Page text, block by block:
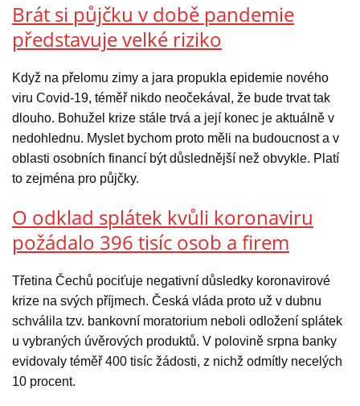
Brát si půjčku v době pandemie
představuje velké riziko
Když na přelomu zimy a jara propukla epidemie nového
viru Covid-19, téměř nikdo neočekával, že bude trvat tak
dlouho. Bohužel krize stále trvá a její konec je aktuálně v
nedohlednu. Myslet bychom proto měli na budoucnost a v
oblasti osobních financí být důslednější než obvykle. Platí
to zejména pro půjčky.
O odklad splátek kvůli koronaviru
požádalo 396 tisíc osob a firem
Třetina Čechů pociťuje negativní důsledky koronavirové
krize na svých příjmech. Česká vláda proto už v dubnu
schválila tzv. bankovní moratorium neboli odložení splátek
u vybraných úvěrových produktů. V polovině srpna banky
evidovaly téměř 400 tisíc žádosti, z nichž odmítly necelých
10 procent.